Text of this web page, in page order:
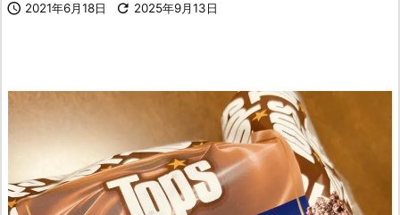
 2021年6月18日  2025年9月13日